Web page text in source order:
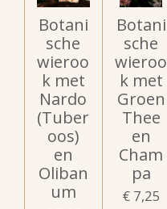
Botani
sche
wieroo
k met
Nardo
(Tuber
oos)
en
Oliban
um
Botani
sche
wieroo
k met
Groen
Thee
en
Cham
pa
€ 7,25